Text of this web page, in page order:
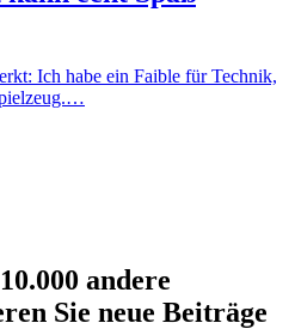
Ich habe ein Faible für Technik,
andere
Sie neue Beiträge